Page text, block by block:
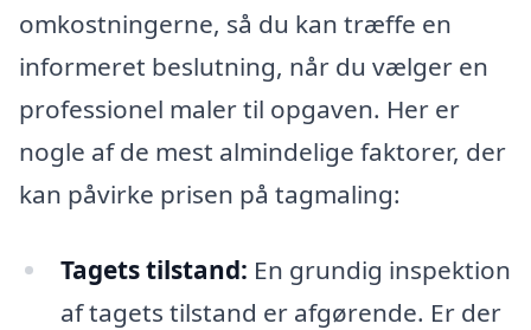
omkostningerne, så du kan træffe en
informeret beslutning, når du vælger en
professionel maler til opgaven. Her er
nogle af de mest almindelige faktorer, der
kan påvirke prisen på tagmaling:
Tagets tilstand: En grundig inspektion
af tagets tilstand er afgørende. Er der